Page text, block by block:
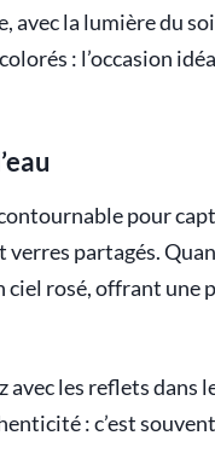
avec la lumière du
: l’occasion
pour
partagés.
ciel rosé, offrant
avec les reflets dans
: c’est